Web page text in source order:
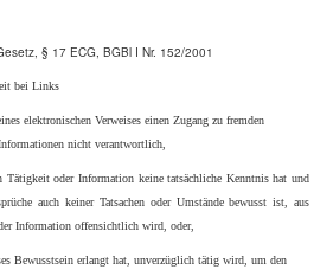
§ 17 ECG, BGBl I Nr. 152/2001
bei Links
elektronischen Verweises einen Zugang zu fremden
nicht verantwortlich,
Tätigkeit oder Information keine tatsächliche Kenntnis hat und
auch keiner Tatsachen oder Umstände bewusst ist, aus
Information offensichtlich wird, oder,
Bewusstsein erlangt hat, unverzüglich tätig wird, um den